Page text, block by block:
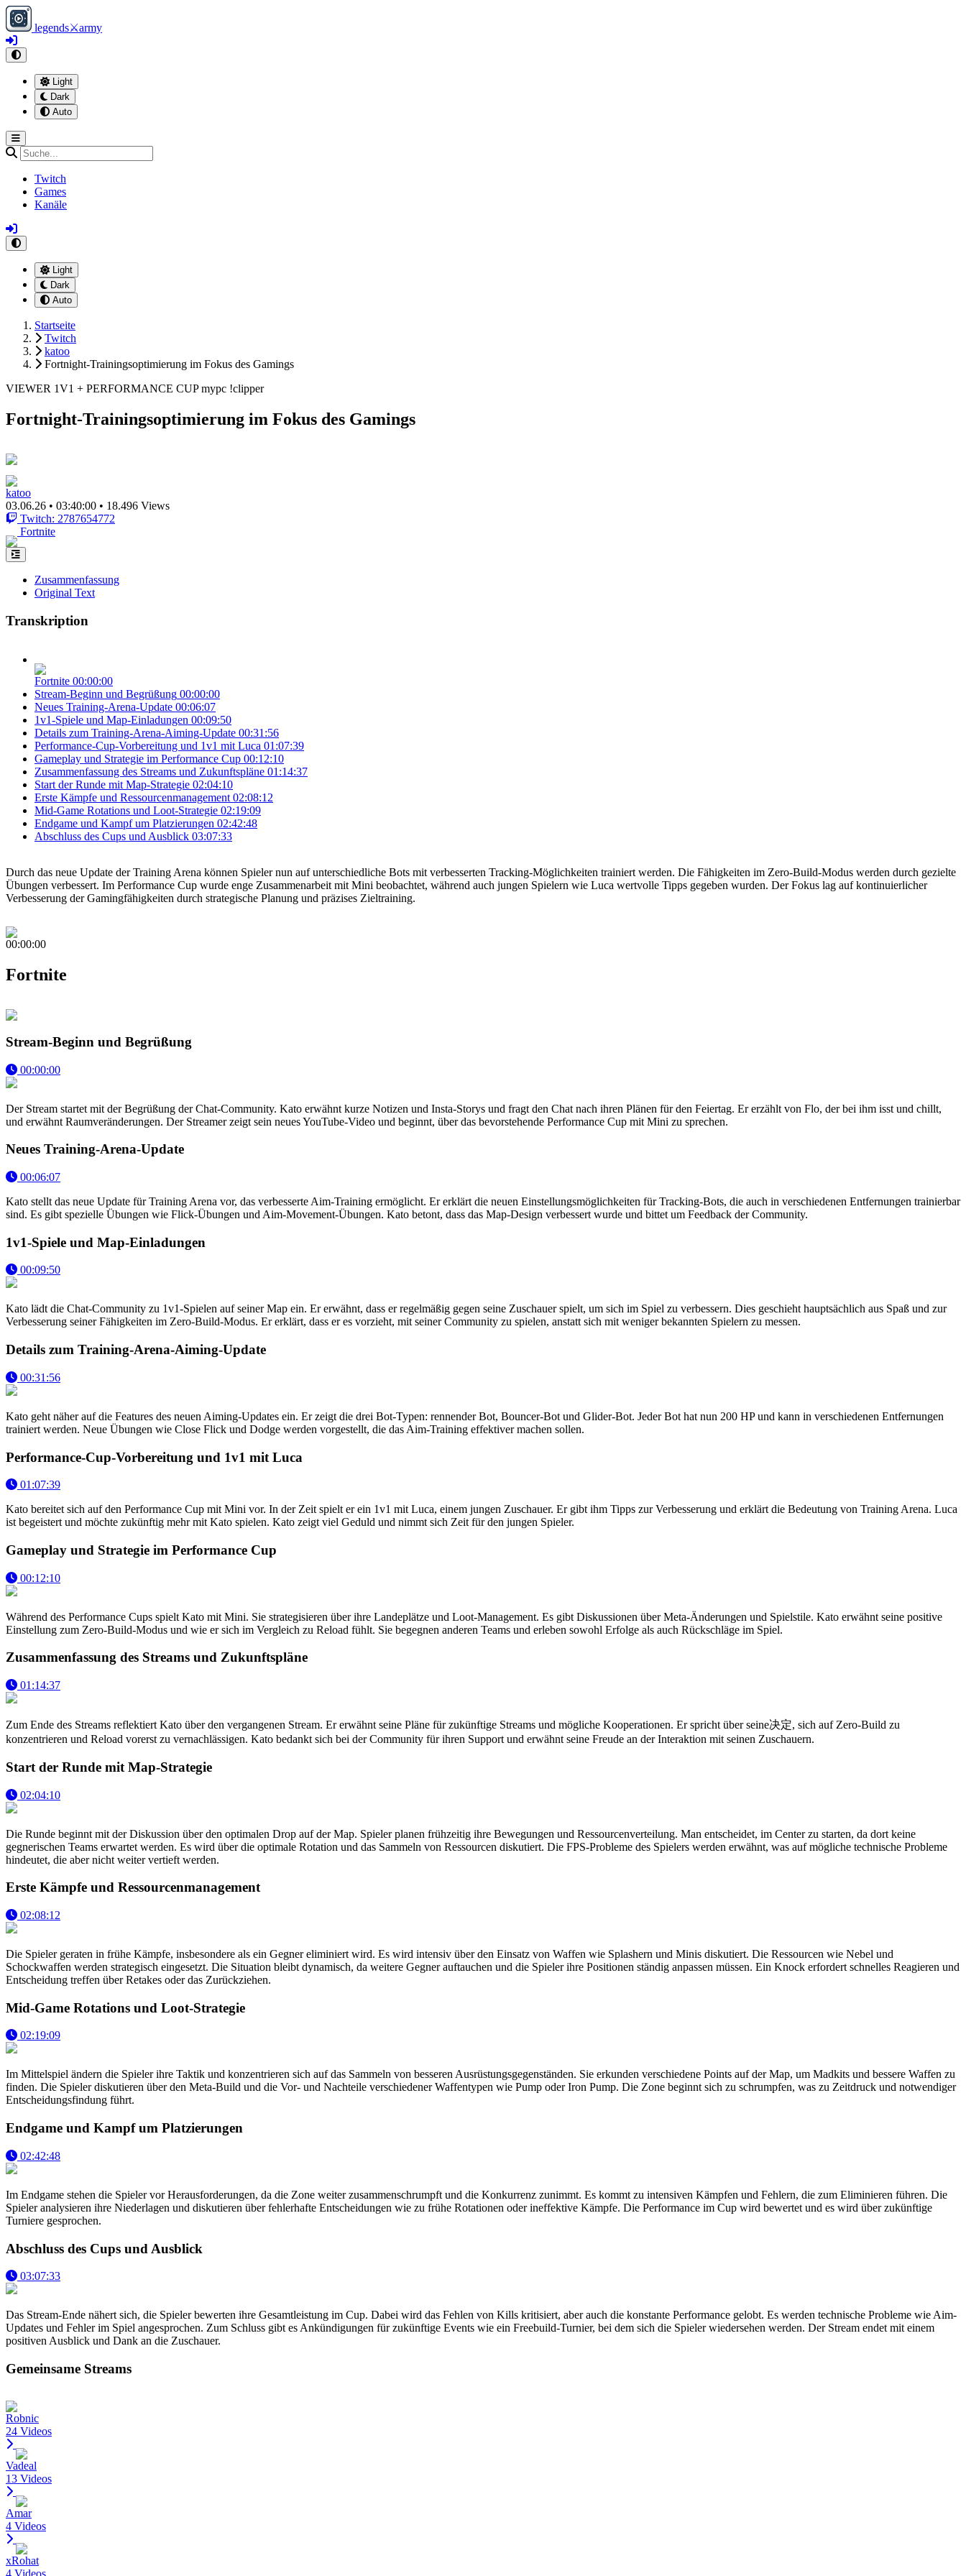
legends⚔army
Light
Dark
Auto
Twitch
Games
Kanäle
Light
Dark
Auto
Startseite
Twitch
katoo
Fortnight-Trainingsoptimierung im Fokus des Gamings
VIEWER 1V1 + PERFORMANCE CUP mypc !clipper
Fortnight-Trainingsoptimierung im Fokus des Gamings
katoo
03.06.26 • 03:40:00 • 18.496 Views
Twitch: 2787654772
Fortnite
Zusammenfassung
Original Text
Transkription
Fortnite 00:00:00
Stream-Beginn und Begrüßung 00:00:00
Neues Training-Arena-Update 00:06:07
1v1-Spiele und Map-Einladungen 00:09:50
Details zum Training-Arena-Aiming-Update 00:31:56
Performance-Cup-Vorbereitung und 1v1 mit Luca 01:07:39
Gameplay und Strategie im Performance Cup 00:12:10
Zusammenfassung des Streams und Zukunftspläne 01:14:37
Start der Runde mit Map-Strategie 02:04:10
Erste Kämpfe und Ressourcenmanagement 02:08:12
Mid-Game Rotations und Loot-Strategie 02:19:09
Endgame und Kampf um Platzierungen 02:42:48
Abschluss des Cups und Ausblick 03:07:33
Durch das neue Update der Training Arena können Spieler nun auf unterschiedliche Bots mit verbesserten Tracking-Möglichkeiten trainiert werden. Die Fähigkeiten im Zero-Build-Modus werden durch gezielte
Übungen verbessert. Im Performance Cup wurde enge Zusammenarbeit mit Mini beobachtet, während auch jungen Spielern wie Luca wertvolle Tipps gegeben wurden. Der Fokus lag auf kontinuierlicher
Verbesserung der Gamingfähigkeiten durch strategische Planung und präzises Zieltraining.
00:00:00
Fortnite
Stream-Beginn und Begrüßung
00:00:00
Der Stream startet mit der Begrüßung der Chat-Community. Kato erwähnt kurze Notizen und Insta-Storys und fragt den Chat nach ihren Plänen für den Feiertag. Er erzählt von Flo, der bei ihm isst und chillt,
und erwähnt Raumveränderungen. Der Streamer zeigt sein neues YouTube-Video und beginnt, über das bevorstehende Performance Cup mit Mini zu sprechen.
Neues Training-Arena-Update
00:06:07
Kato stellt das neue Update für Training Arena vor, das verbesserte Aim-Training ermöglicht. Er erklärt die neuen Einstellungsmöglichkeiten für Tracking-Bots, die auch in verschiedenen Entfernungen trainierbar
sind. Es gibt spezielle Übungen wie Flick-Übungen und Aim-Movement-Übungen. Kato betont, dass das Map-Design verbessert wurde und bittet um Feedback der Community.
1v1-Spiele und Map-Einladungen
00:09:50
Kato lädt die Chat-Community zu 1v1-Spielen auf seiner Map ein. Er erwähnt, dass er regelmäßig gegen seine Zuschauer spielt, um sich im Spiel zu verbessern. Dies geschieht hauptsächlich aus Spaß und zur
Verbesserung seiner Fähigkeiten im Zero-Build-Modus. Er erklärt, dass er es vorzieht, mit seiner Community zu spielen, anstatt sich mit weniger bekannten Spielern zu messen.
Details zum Training-Arena-Aiming-Update
00:31:56
Kato geht näher auf die Features des neuen Aiming-Updates ein. Er zeigt die drei Bot-Typen: rennender Bot, Bouncer-Bot und Glider-Bot. Jeder Bot hat nun 200 HP und kann in verschiedenen Entfernungen
trainiert werden. Neue Übungen wie Close Flick und Dodge werden vorgestellt, die das Aim-Training effektiver machen sollen.
Performance-Cup-Vorbereitung und 1v1 mit Luca
01:07:39
Kato bereitet sich auf den Performance Cup mit Mini vor. In der Zeit spielt er ein 1v1 mit Luca, einem jungen Zuschauer. Er gibt ihm Tipps zur Verbesserung und erklärt die Bedeutung von Training Arena. Luca
ist begeistert und möchte zukünftig mehr mit Kato spielen. Kato zeigt viel Geduld und nimmt sich Zeit für den jungen Spieler.
Gameplay und Strategie im Performance Cup
00:12:10
Während des Performance Cups spielt Kato mit Mini. Sie strategisieren über ihre Landeplätze und Loot-Management. Es gibt Diskussionen über Meta-Änderungen und Spielstile. Kato erwähnt seine positive
Einstellung zum Zero-Build-Modus und wie er sich im Vergleich zu Reload fühlt. Sie begegnen anderen Teams und erleben sowohl Erfolge als auch Rückschläge im Spiel.
Zusammenfassung des Streams und Zukunftspläne
01:14:37
Zum Ende des Streams reflektiert Kato über den vergangenen Stream. Er erwähnt seine Pläne für zukünftige Streams und mögliche Kooperationen. Er spricht über seine决定, sich auf Zero-Build zu
konzentrieren und Reload vorerst zu vernachlässigen. Kato bedankt sich bei der Community für ihren Support und erwähnt seine Freude an der Interaktion mit seinen Zuschauern.
Start der Runde mit Map-Strategie
02:04:10
Die Runde beginnt mit der Diskussion über den optimalen Drop auf der Map. Spieler planen frühzeitig ihre Bewegungen und Ressourcenverteilung. Man entscheidet, im Center zu starten, da dort keine
gegnerischen Teams erwartet werden. Es wird über die optimale Rotation und das Sammeln von Ressourcen diskutiert. Die FPS-Probleme des Spielers werden erwähnt, was auf mögliche technische Probleme
hindeutet, die aber nicht weiter vertieft werden.
Erste Kämpfe und Ressourcenmanagement
02:08:12
Die Spieler geraten in frühe Kämpfe, insbesondere als ein Gegner eliminiert wird. Es wird intensiv über den Einsatz von Waffen wie Splashern und Minis diskutiert. Die Ressourcen wie Nebel und
Schockwaffen werden strategisch eingesetzt. Die Situation bleibt dynamisch, da weitere Gegner auftauchen und die Spieler ihre Positionen ständig anpassen müssen. Ein Knock erfordert schnelles Reagieren und
Entscheidung treffen über Retakes oder das Zurückziehen.
Mid-Game Rotations und Loot-Strategie
02:19:09
Im Mittelspiel ändern die Spieler ihre Taktik und konzentrieren sich auf das Sammeln von besseren Ausrüstungsgegenständen. Sie erkunden verschiedene Points auf der Map, um Madkits und bessere Waffen zu
finden. Die Spieler diskutieren über den Meta-Build und die Vor- und Nachteile verschiedener Waffentypen wie Pump oder Iron Pump. Die Zone beginnt sich zu schrumpfen, was zu Zeitdruck und notwendiger
Entscheidungsfindung führt.
Endgame und Kampf um Platzierungen
02:42:48
Im Endgame stehen die Spieler vor Herausforderungen, da die Zone weiter zusammenschrumpft und die Konkurrenz zunimmt. Es kommt zu intensiven Kämpfen und Fehlern, die zum Eliminieren führen. Die
Spieler analysieren ihre Niederlagen und diskutieren über fehlerhafte Entscheidungen wie zu frühe Rotationen oder ineffektive Kämpfe. Die Performance im Cup wird bewertet und es wird über zukünftige
Turniere gesprochen.
Abschluss des Cups und Ausblick
03:07:33
Das Stream-Ende nähert sich, die Spieler bewerten ihre Gesamtleistung im Cup. Dabei wird das Fehlen von Kills kritisiert, aber auch die konstante Performance gelobt. Es werden technische Probleme wie Aim-
Updates und Fehler im Spiel angesprochen. Zum Schluss gibt es Ankündigungen für zukünftige Events wie ein Freebuild-Turnier, bei dem sich die Spieler wiedersehen werden. Der Stream endet mit einem
positiven Ausblick und Dank an die Zuschauer.
Gemeinsame Streams
Robnic
24 Videos
Vadeal
13 Videos
Amar
4 Videos
xRohat
4 Videos